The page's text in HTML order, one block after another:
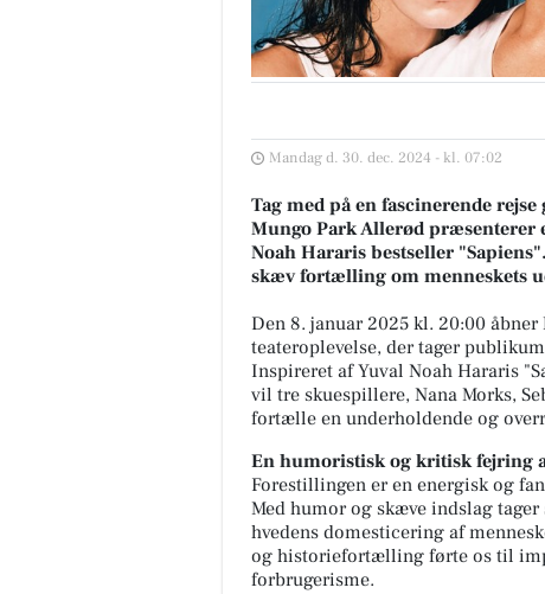
Mandag d. 30. dec. 2024 - kl. 07:02
Tag med på en fascinerende
Mungo Park Allerød præsenterer
Noah Hararis bestseller
skæv fortælling om menneskets
Den 8. januar 2025 kl. 20:00
teateroplevelse, der tager
Inspireret af Yuval Noah Hararis
vil tre skuespillere, Nana Morks,
fortælle en underholdende og
En humoristisk og kritisk fejring
Forestillingen er en energisk og
Med humor og skæve indslag
hvedens domesticering af
og historiefortælling førte os til
forbrugerisme.